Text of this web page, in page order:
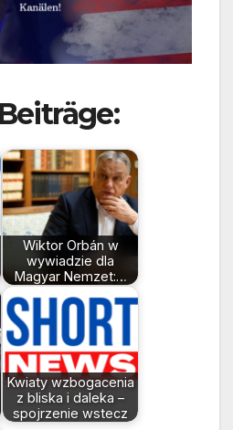
Wiktor Orbán w
wywiadzie dla
Magyar Nemzet:…
Kwiaty wzbogacenia
z bliska i daleka –
spojrzenie wstecz